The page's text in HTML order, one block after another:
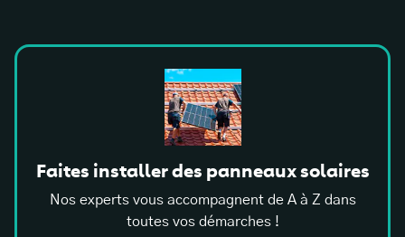
Faites installer des panneaux solaires
Nos experts vous accompagnent de A à Z dans
toutes vos démarches !